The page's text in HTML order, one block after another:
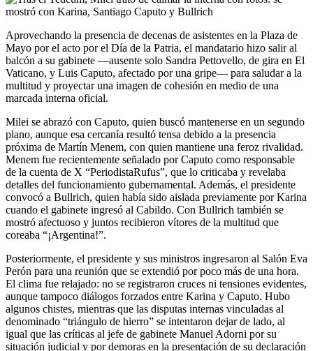
Aprovechando la presencia de decenas de asistentes en la Plaza de
Mayo por el acto por el Día de la Patria, el mandatario hizo salir al
balcón a su gabinete —ausente solo Sandra Pettovello, de gira en El
Vaticano, y Luis Caputo, afectado por una gripe— para saludar a la
multitud y proyectar una imagen de cohesión en medio de una
marcada interna oficial.
Milei se abrazó con Caputo, quien buscó mantenerse en un segundo
plano, aunque esa cercanía resultó tensa debido a la presencia
próxima de Martín Menem, con quien mantiene una feroz rivalidad.
Menem fue recientemente señalado por Caputo como responsable
de la cuenta de X “PeriodistaRufus”, que lo criticaba y revelaba
detalles del funcionamiento gubernamental. Además, el presidente
convocó a Bullrich, quien había sido aislada previamente por Karina
cuando el gabinete ingresó al Cabildo. Con Bullrich también se
mostró afectuoso y juntos recibieron vítores de la multitud que
coreaba “¡Argentina!”.
Posteriormente, el presidente y sus ministros ingresaron al Salón Eva
Perón para una reunión que se extendió por poco más de una hora.
El clima fue relajado: no se registraron cruces ni tensiones evidentes,
aunque tampoco diálogos forzados entre Karina y Caputo. Hubo
algunos chistes, mientras que las disputas internas vinculadas al
denominado “triángulo de hierro” se intentaron dejar de lado, al
igual que las críticas al jefe de gabinete Manuel Adorni por su
situación judicial y por demoras en la presentación de su declaración